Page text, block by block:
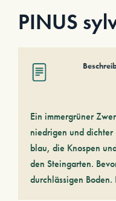
PINUS
Ein immergrüner
niedrigen und
blau, die Knospen
den Steingarten.
durchlässigen